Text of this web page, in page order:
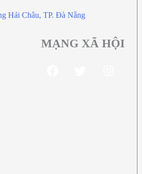
Hải Châu, TP. Đà Nẵng
MẠNG XÃ HỘI